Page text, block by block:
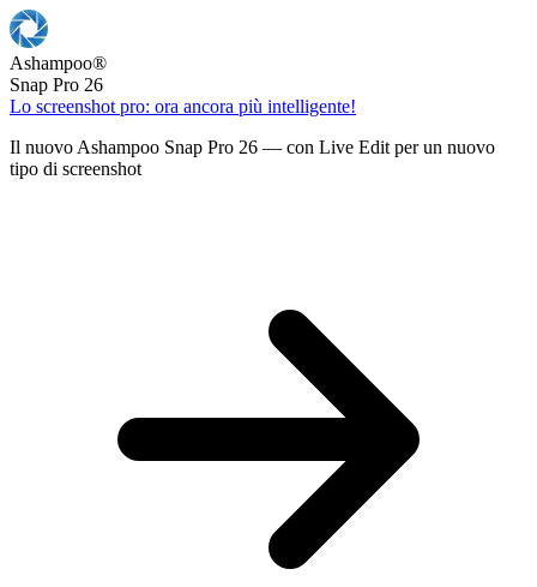
Ashampoo®
Snap Pro 26
Lo screenshot pro: ora ancora più intelligente!
Il nuovo Ashampoo Snap Pro 26 — con Live Edit per un nuovo
tipo di screenshot